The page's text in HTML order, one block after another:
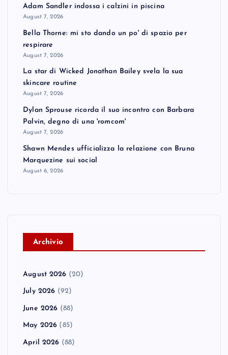
Adam Sandler indossa i calzini in piscina
August 7, 2026
Bella Thorne: mi sto dando un po' di spazio per
respirare
August 7, 2026
La star di Wicked Jonathan Bailey svela la sua
skincare routine
August 7, 2026
Dylan Sprouse ricorda il suo incontro con Barbara
Palvin, degno di una 'romcom'
August 7, 2026
Shawn Mendes ufficializza la relazione con Bruna
Marquezine sui social
August 6, 2026
Archivio
August 2026 (20)
July 2026 (92)
June 2026 (88)
May 2026 (85)
April 2026 (88)